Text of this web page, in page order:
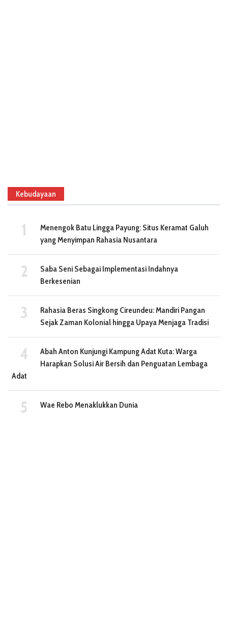
Kebudayaan
Menengok Batu Lingga Payung: Situs Keramat Galuh
yang Menyimpan Rahasia Nusantara
Saba Seni Sebagai Implementasi Indahnya
Berkesenian
Rahasia Beras Singkong Cireundeu: Mandiri Pangan
Sejak Zaman Kolonial hingga Upaya Menjaga Tradisi
Abah Anton Kunjungi Kampung Adat Kuta: Warga
Harapkan Solusi Air Bersih dan Penguatan Lembaga
Adat
Wae Rebo Menaklukkan Dunia